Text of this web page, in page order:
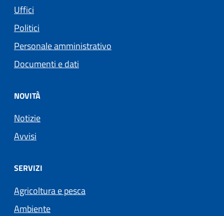
Uffici
Politici
Personale amministrativo
Documenti e dati
NOVITÀ
Notizie
Avvisi
SERVIZI
Agricoltura e pesca
Ambiente